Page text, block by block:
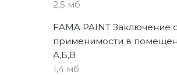
2,5 мб
FAMA PAINT Заключение
применимости в
А,Б,В
1,4 мб